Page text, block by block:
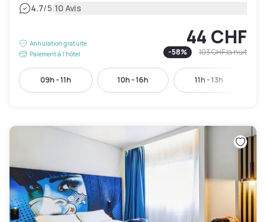
4.7/5|10 Avis
Annulation gratuite
Paiement à l'hôtel
44 CHF
-58% 103 CHFla nuit
09h - 11h 10h - 16h 11h - 13h